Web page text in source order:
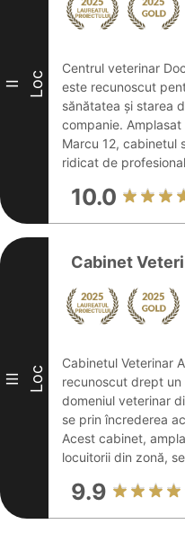
II Loc
Centrul veterinar
este recunoscut
sănătatea și starea
companie.
Marcu 12, cabinetul
ridicat de
10.0
III Loc
Cabinet
Cabinetul Veterinar
recunoscut drept
domeniul veterinar
se prin încrederea
Acest cabinet,
locuitorii din zonă,
9.9